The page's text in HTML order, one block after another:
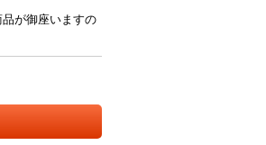
が御座いますの